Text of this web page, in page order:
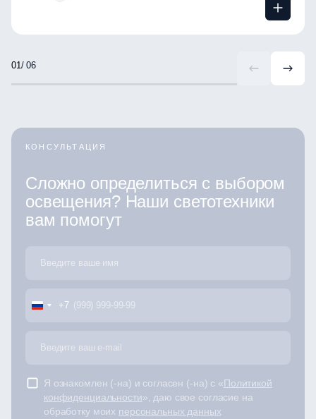
/ 06
КОНСУЛЬТАЦИЯ
Сложно определиться с выбором
освещения? Наши светотехники
вам помогут
+7
Я ознакомлен (-на) и согласен (-на) с «Политикой
конфиденциальности», даю свое согласие на
обработку моих персональных данных